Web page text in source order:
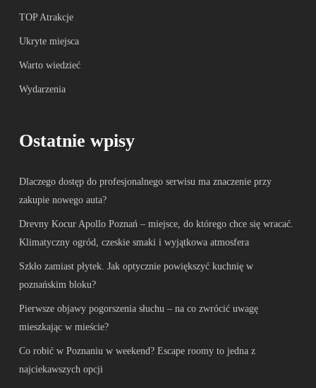
TOP Atrakcje
Ukryte miejsca
Warto wiedzieć
Wydarzenia
Ostatnie wpisy
Dlaczego dostęp do profesjonalnego serwisu ma znaczenie przy
zakupie nowego auta?
Drevny Kocur Apollo Poznań – miejsce, do którego chce się wracać.
Klimatyczny ogród, czeskie smaki i wyjątkowa atmosfera
Szkło zamiast płytek. Jak optycznie powiększyć kuchnię w
poznańskim bloku?
Pierwsze objawy pogorszenia słuchu – na co zwrócić uwagę
mieszkając w mieście?
Co robić w Poznaniu w weekend? Escape roomy to jedna z
najciekawszych opcji